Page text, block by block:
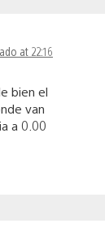
at 22:16
bien el
van
a 0.00